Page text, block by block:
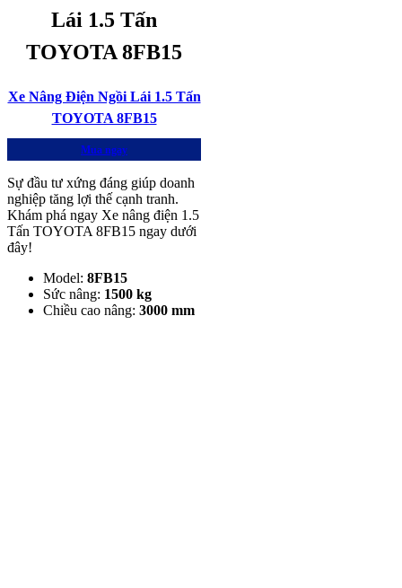
Lái 1.5 Tấn
TOYOTA 8FB15
Xe Nâng Điện Ngồi Lái 1.5 Tấn
TOYOTA 8FB15
Mua ngay
Sự đầu tư xứng đáng giúp doanh
nghiệp tăng lợi thế cạnh tranh.
Khám phá ngay Xe nâng điện 1.5
Tấn TOYOTA 8FB15 ngay dưới
đây!
Model: 8FB15
Sức nâng: 1500 kg
Chiều cao nâng: 3000 mm